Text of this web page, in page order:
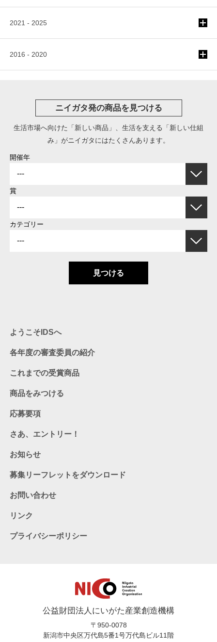
2021 - 2025
2016 - 2020
ニイガタ発の商品を見つける
生活市場へ向けた「新しい商品」、生活を支える「新しい仕組
み」がニイガタにはたくさんあります。
開催年
賞
カテゴリー
見つける
ようこそIDSへ
各年度の審査委員の紹介
これまでの受賞商品
商品をみつける
応募要項
さあ、エントリー！
お知らせ
募集リーフレットをダウンロード
お問い合わせ
リンク
プライバシーポリシー
公益財団法人にいがた産業創造機構
〒950-0078
新潟市中央区万代島5番1号万代島ビル11階